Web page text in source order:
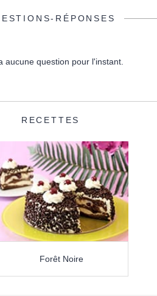
RÉPONSES
aucune question pour l'instant.
RECETTES
Forêt Noire